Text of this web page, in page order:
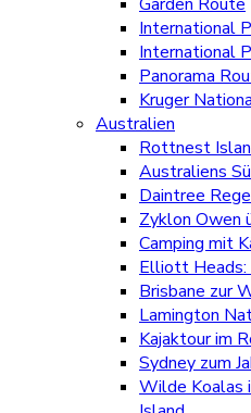
International
International
Panorama
Kruger
Australien
Rottnest
Australiens
Daintree
Zyklon Owen
Camping mit
Elliott Heads:
Brisbane zur
Lamington
Kajaktour im
Sydney zum
Wilde Koalas